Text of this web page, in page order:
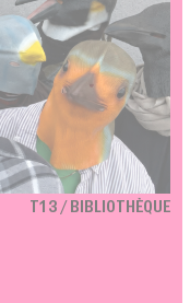
T13 / BIBLIOTHÈQUE